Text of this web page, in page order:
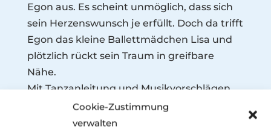
Cookie-Zustimmung
verwalten
Egon aus. Es scheint unmöglich, dass sich
sein Herzenswunsch je erfüllt. Doch da trifft
Egon das kleine Ballettmädchen Lisa und
plötzlich rückt sein Traum in greifbare
Nähe.
Mit Tanzanleitung und Musikvorschlägen
für Eltern und ihre Kinder. So tanzt auch du
wie Lisa und Egon! Auch für Erzieher,